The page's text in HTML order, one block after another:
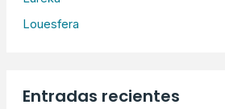
Louesfera
Entradas recientes